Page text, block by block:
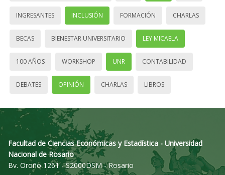
INGRESANTES INCLUSIÓN FORMACIÓN CHARLAS
BECAS BIENESTAR UNIVERSITARIO LEY MICAELA
100 AÑOS WORKSHOP UNR CONTABILIDAD
DEBATES OPINIÓN CHARLAS LIBROS
Facultad de Ciencias Económicas y Estadística - Universidad
Nacional de Rosario
Bv. Oroño 1261 - S2000DSM - Rosario